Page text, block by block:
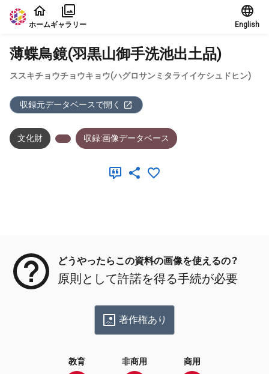
本文に飛ぶ
ホームギャラリー English
薄蝶鳥鏡(羽黒山御手洗池出土品)
ススキチョウチョウキョウ(ハグロサンミタライイケシュドヒン)
収録元データベースで開く
文化財 収録:画像データベース
どうやったらこの資料の画像を使えるの？
原則として許諾を得る手続が必要
著作権あり
教育 非商用 商用